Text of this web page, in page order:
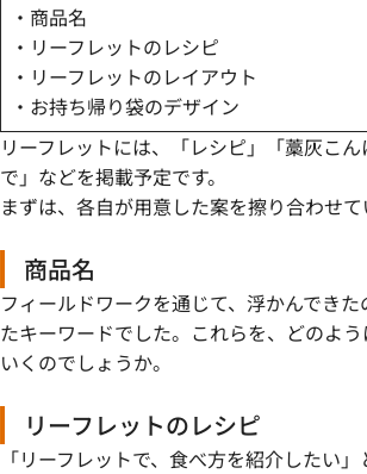
・商品名
・リーフレットのレシピ
・リーフレットのレイアウト
・お持ち帰り袋のデザイン
リーフレットには、「レシピ」「藁灰こ
で」などを掲載予定です。
まずは、各自が用意した案を擦り合わせて
商品名
フィールドワークを通じて、浮かんでき
たキーワードでした。これらを、どのよ
いくのでしょうか。
リーフレットのレシピ
「リーフレットで、食べ方を紹介したい